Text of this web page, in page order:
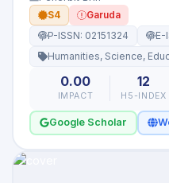
S4
Garuda
P-ISSN: 02151324
E-
Humanities, Science,
0.00
IMPACT
12
H5-INDEX
Google Scholar